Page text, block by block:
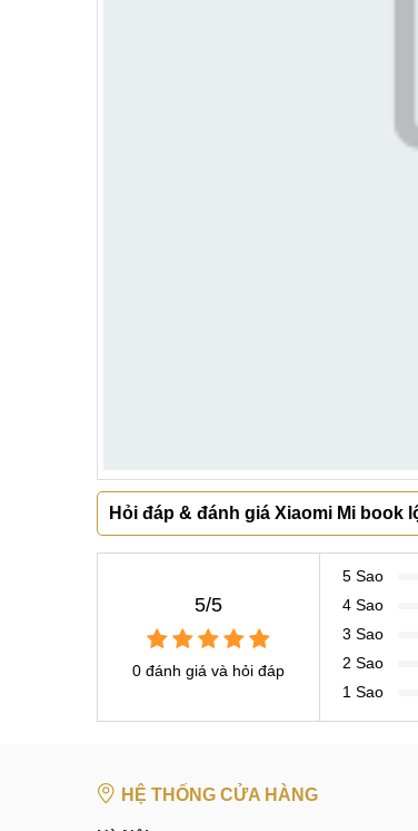
Hỏi đáp & đánh giá Xiaomi Mi book
5/5
0 đánh giá và hỏi đáp
5 Sao
4 Sao
3 Sao
2 Sao
1 Sao
HỆ THỐNG CỬA HÀNG